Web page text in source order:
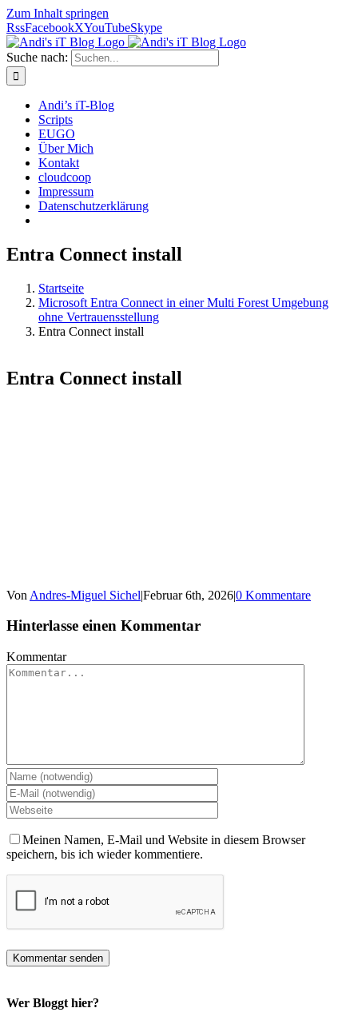
Zum Inhalt springen
RssFacebookXYouTubeSkype
Suche nach:
Andi’s iT-Blog
Scripts
EUGO
Über Mich
Kontakt
cloudcoop
Impressum
Datenschutzerklärung
Entra Connect install
Startseite
Microsoft Entra Connect in einer Multi Forest Umgebung
ohne Vertrauensstellung
Entra Connect install
Entra Connect install
Von Andres-Miguel Sichel|Februar 6th, 2026|0 Kommentare
Hinterlasse einen Kommentar
Kommentar
Meinen Namen, E-Mail und Website in diesem Browser
speichern, bis ich wieder kommentiere.
Wer Bloggt hier?